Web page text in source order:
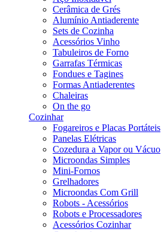
Cerâmica de Grés
Alumínio Antiaderente
Sets de Cozinha
Acessórios Vinho
Tabuleiros de Forno
Garrafas Térmicas
Fondues e Tagines
Formas Antiaderentes
Chaleiras
On the go
Cozinhar
Fogareiros e Placas Portáteis
Panelas Elétricas
Cozedura a Vapor ou Vácuo
Microondas Simples
Mini-Fornos
Grelhadores
Microondas Com Grill
Robots - Acessórios
Robots e Processadores
Acessórios Cozinhar